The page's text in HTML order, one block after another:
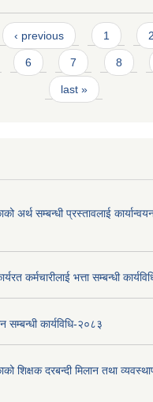
‹ previous 1 2
6 7 8
last »
अर्थ सम्बन्धी प्रस्तावलाई
कर्मचारीलाई भत्ता सम्बन्धी
सम्बन्धी कार्यविधि-२०८३
शिक्षक दरबन्दी मिलान तथा